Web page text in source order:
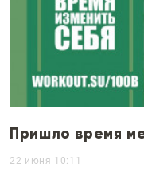
Пришло время
22 июня 10:11